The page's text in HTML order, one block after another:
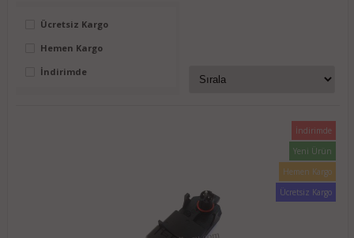
Stokta yok
Fiyat Aralığı
Ücretsiz Kargo
Hemen Kargo
İndirimde
İndirimde
Yeni Ürün
Hemen Kargo
Ücretsiz Kargo